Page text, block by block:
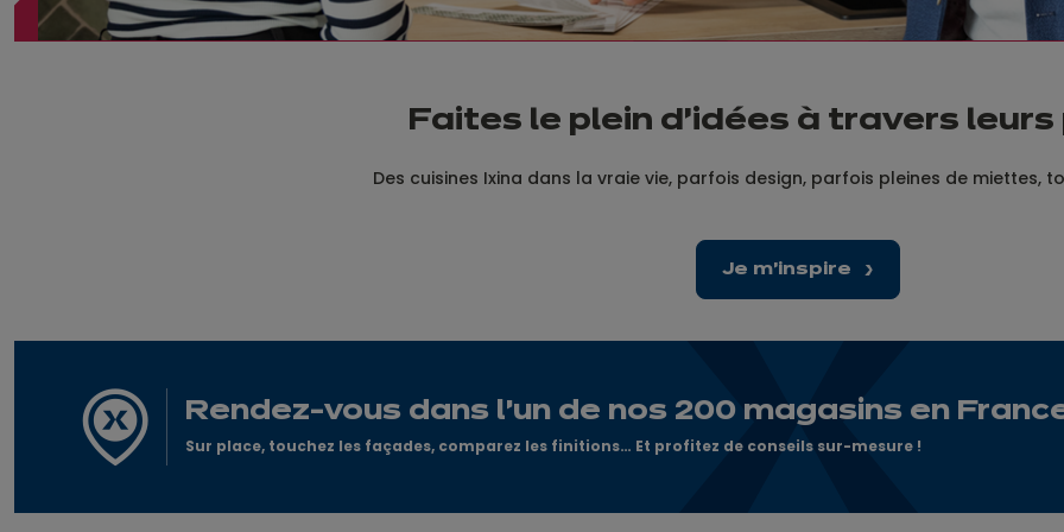
Faites le plein d’idées à travers
Des cuisines Ixina dans la vraie vie, parfois design, parfois pleines de miettes,
Je m'inspire
Rendez-vous dans l'un de nos 200 magasins en
Sur place, touchez les façades, comparez les finitions… Et profitez de conseils sur-mesure !